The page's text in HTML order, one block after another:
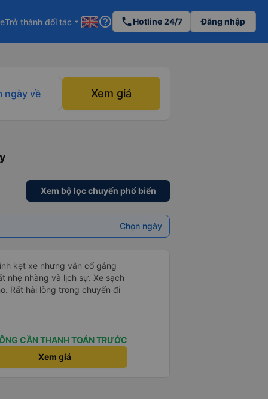
Trở thành đối tác arrow_drop_down help_outline phoneHotline 24/7 Đăng nhập
ngày về Xem giá
Xem bộ lọc chuyến phổ biến
Chọn ngày
kẹt xe nhưng vẫn cố gắng
nhẹ nhàng và lịch sự. Xe sạch
Rất hài lòng trong chuyến đi
CẦN THANH TOÁN TRƯỚC
Xem giá